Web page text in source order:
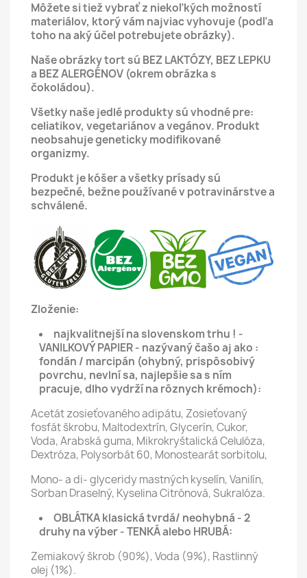
Môžete si tiež vybrať z niekoľkých možností
materiálov, ktorý vám najviac vyhovuje (podľa
toho na aký účel potrebujete obrázky).
Naše obrázky tort sú BEZ LAKTÓZY, BEZ LEPKU
a BEZ ALERGÉNOV (okrem obrázka s
čokoládou).
Všetky naše jedlé produkty sú vhodné pre:
celiatikov, vegetariánov a vegánov. Produkt
neobsahuje geneticky modifikované
organizmy.
Produkt je kóšer a všetky prísady sú
bezpečné, bežne používané v potravinárstve a
schválené.
Zloženie:
najkvalitnejší na slovenskom trhu ! -
VANILKOVÝ PAPIER - nazývaný čašo aj ako :
fondán / marcipán (ohybný, prispôsobivý
povrchu, nevlní sa, najlepšie sa s ním
pracuje, dlho vydrží na rôznych krémoch):
Acetát zosieťovaného adipátu, Zosieťovaný
fosfát škrobu, Maltodextrín, Glycerín, Cukor,
Voda, Arabská guma, Mikrokryštalická Celulóza,
Dextróza, Polysorbát 60, Monostearát sorbitolu,
Mono- a di- glyceridy mastných kyselín, Vanilín,
Sorban Draselný, Kyselina Citrónová, Sukralóza.
OBLÁTKA klasická tvrdá/ neohybná - 2
druhy na výber - TENKÁ alebo HRUBÁ:
Zemiakový škrob (90%), Voda (9%), Rastlinný
olej (1%).